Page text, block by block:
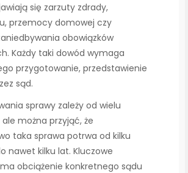
się zarzuty zdrady,
przemocy domowej czy
obowiązków
Każdy taki dowód wymaga
przygotowanie, przedstawienie
sąd.
sprawy zależy od wielu
można przyjąć, że
taka sprawa potrwa od kilku
nawet kilku lat. Kluczowe
obciążenie konkretnego sądu